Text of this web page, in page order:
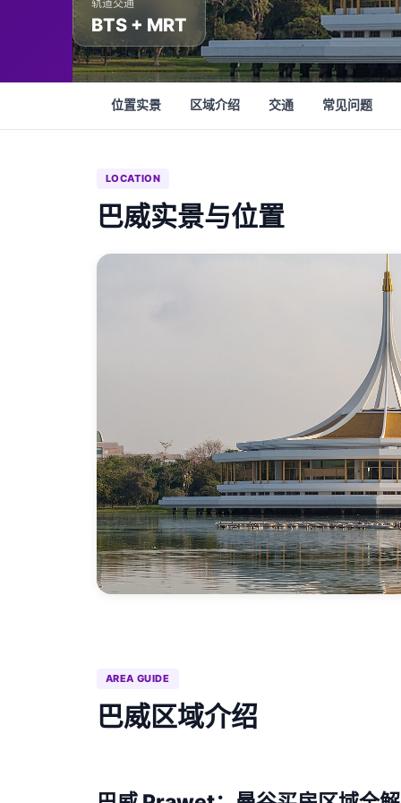
轨道交通
BTS + MRT
位置实景 区域介绍 交通 常见问题
LOCATION
巴威实景与位置
AREA GUIDE
巴威区域介绍